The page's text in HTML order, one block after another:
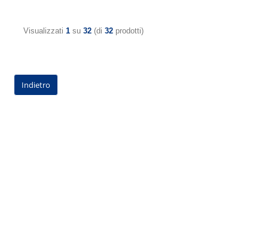
Visualizzati 1 su 32 (di 32 prodotti)
Indietro